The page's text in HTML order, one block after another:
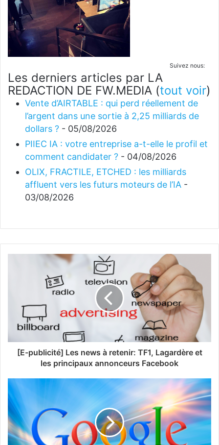
Suivez nous:
Les derniers articles par LA
REDACTION DE FW.MEDIA (tout voir)
Vente d’AIRTABLE : qui perd réellement de
l’argent dans une sortie à 2,25 milliards de
dollars ? - 05/08/2026
PIIEC IA : votre entreprise a-t-elle le profil et
comment candidater ? - 04/08/2026
OLIX, FRACTILE, ETCHED : les milliards
affluent vers les futurs moteurs de l’IA -
03/08/2026
[E-publicité] Les news à retenir: TF1, Lagardère et
les principaux annonceurs Facebook